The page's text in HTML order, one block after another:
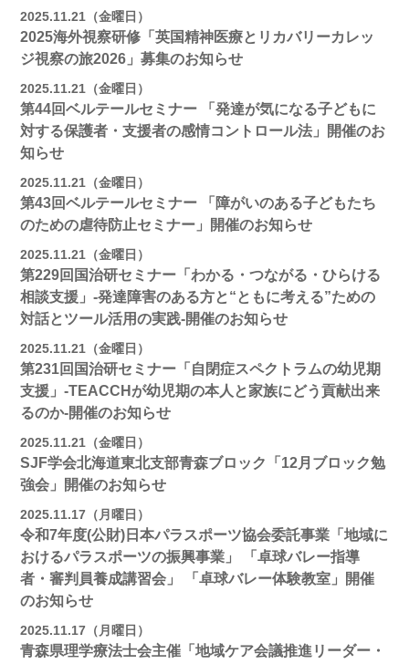
2025.11.21（金曜日）
2025海外視察研修「英国精神医療とリカバリーカレッ
ジ視察の旅2026」募集のお知らせ
2025.11.21（金曜日）
第44回ベルテールセミナー 「発達が気になる子どもに
対する保護者・支援者の感情コントロール法」開催のお
知らせ
2025.11.21（金曜日）
第43回ベルテールセミナー 「障がいのある子どもたち
のための虐待防止セミナー」開催のお知らせ
2025.11.21（金曜日）
第229回国治研セミナー「わかる・つながる・ひらける
相談支援」-発達障害のある方と“ともに考える”ための
対話とツール活用の実践-開催のお知らせ
2025.11.21（金曜日）
第231回国治研セミナー「自閉症スペクトラムの幼児期
支援」-TEACCHが幼児期の本人と家族にどう貢献出来
るのか-開催のお知らせ
2025.11.21（金曜日）
SJF学会北海道東北支部青森ブロック「12月ブロック勉
強会」開催のお知らせ
2025.11.17（月曜日）
令和7年度(公財)日本パラスポーツ協会委託事業「地域に
おけるパラスポーツの振興事業」 「卓球バレー指導
者・審判員養成講習会」 「卓球バレー体験教室」開催
のお知らせ
2025.11.17（月曜日）
青森県理学療法士会主催「地域ケア会議推進リーダー・